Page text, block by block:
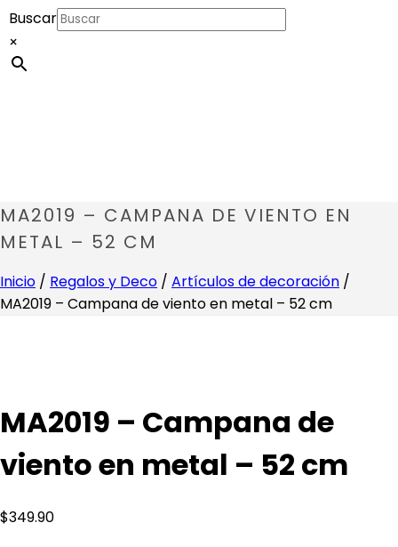
Buscar
×
MA2019 – CAMPANA DE VIENTO EN
METAL – 52 CM
Inicio / Regalos y Deco / Artículos de decoración /
MA2019 – Campana de viento en metal – 52 cm
MA2019 – Campana de
viento en metal – 52 cm
$349.90